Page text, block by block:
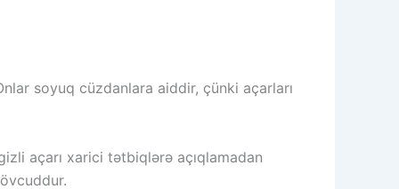
soyuq cüzdanlara aiddir, çünki açarları
açarı xarici tətbiqlərə açıqlamadan